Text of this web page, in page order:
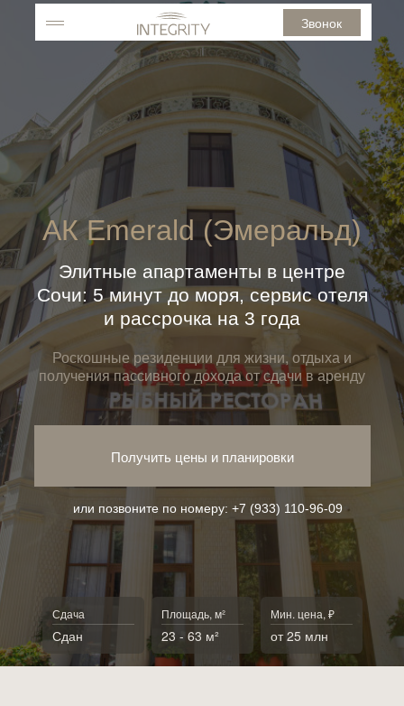
Звонок
АК Emerald (Эмеральд)
Получить цены и планировки
или позвоните по номеру: +7 (933) 110-96-09
от 25 млн
Мин. цена, ₽
23 - 63 м²
Площадь, м²
Сдан
Сдача
Роскошные резиденции для жизни, отдыха и
получения пассивного дохода от сдачи в аренду
Элитные апартаменты в центре
Сочи: 5 минут до моря, сервис отеля
и рассрочка на 3 года